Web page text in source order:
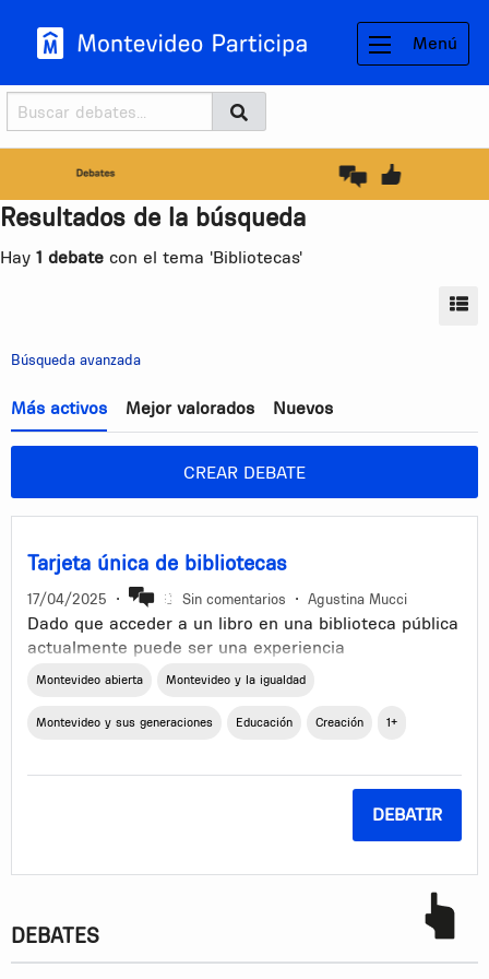
Menú
Buscador
Buscar BUSCAR
Resultados de la búsqueda
Hay 1 debate con el tema 'Bibliotecas'
Búsqueda avanzada
Más activos Mejor valorados Nuevos
CREAR DEBATE
Tarjeta única de bibliotecas
17/04/2025 • Sin comentarios • Agustina Mucci
Dado que acceder a un libro en una biblioteca pública
actualmente puede ser una experiencia
innecesariamente compleja: se solicita cédula,
anticipada del material o trámites presenciales
Propongo que se cree una credencial física que
públicas con facilidad, al estilo del carné de usuario
La tarjeta permitiria un registro de
préstamos/devoluciones en cualquier biblioteca
Montevideo abierta Montevideo y la igualdad
Montevideo y sus generaciones Educación Creación 1+
DEBATIR
DEBATES